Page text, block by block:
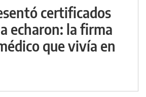
certificados
echaron: la firma
que vivía en